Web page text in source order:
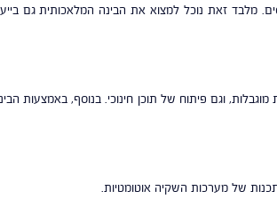
מלבד זאת נוכל למצוא את הבינה המלאכותית גם
וגם פיתוח של תוכן חינוכי. בנוסף, באמצעות
של מערכות השקיה אוטומטיות.